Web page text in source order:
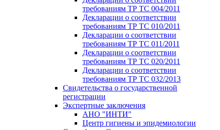
требованиям ТР ТС 004/2011
Декларации о соответствии
требованиям ТР ТС 010/2011
Декларации о соответствии
требованиям ТР ТС 011/2011
Декларации о соответствии
требованиям ТР ТС 020/2011
Декларации о соответствии
требованиям ТР ТС 032/2013
Свидетельства о государственной
регистрации
Экспертные заключения
АНО "ИНТИ"
Центр гигиены и эпидемиологии